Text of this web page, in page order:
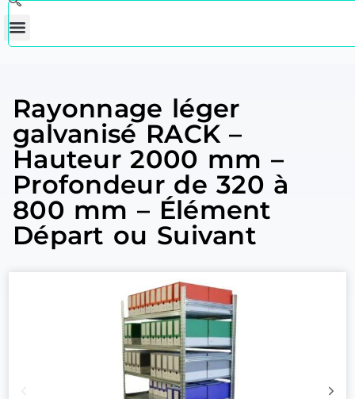
Rayonnage léger
galvanisé RACK –
Hauteur 2000 mm –
Profondeur de 320 à
800 mm – Élément
Départ ou Suivant